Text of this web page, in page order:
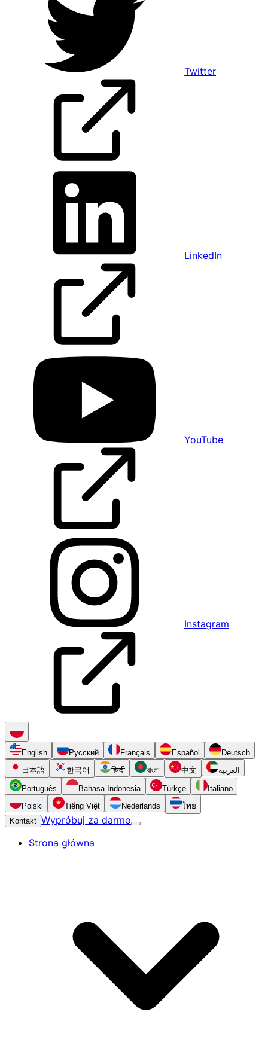
Twitter
LinkedIn
YouTube
Instagram
English Русский Français Español
Deutsch
日本語
한국어 हिन्दी বাংলা 中文 العربية
Português Bahasa Indonesia Türkçe
Italiano
Polski
Tiếng Việt Nederlands
ไทย
Kontakt Wypróbuj za darmo
Strona główna